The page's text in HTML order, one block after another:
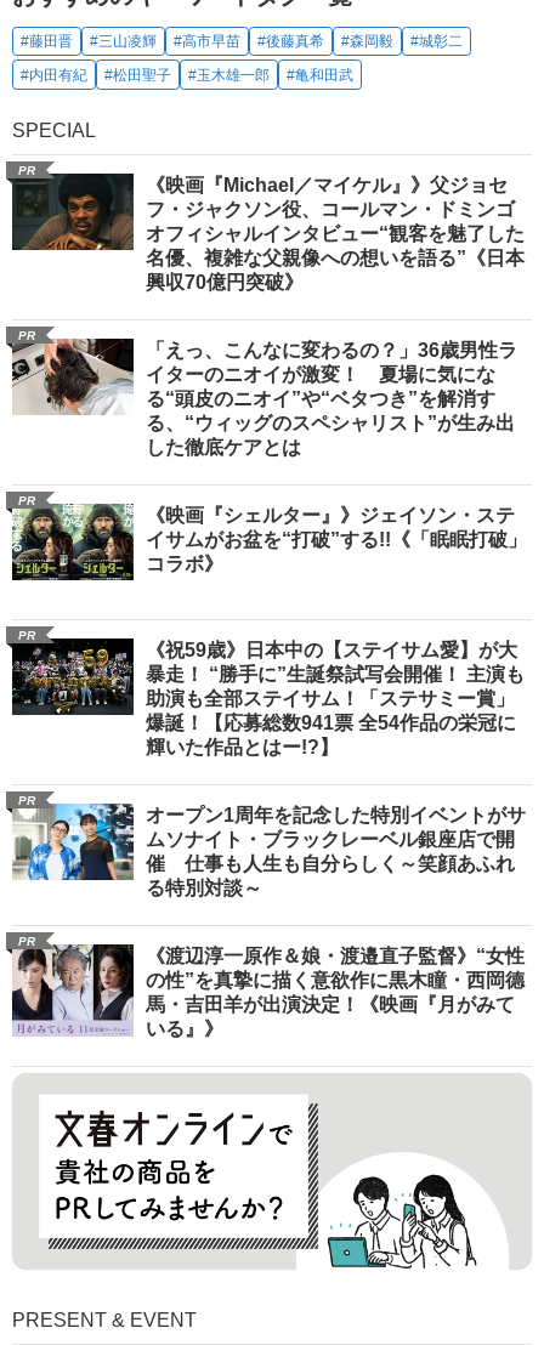
#藤田晋 #三山凌輝 #高市早苗 #後藤真希 #森岡毅
#城彰二
#内田有紀
#松田聖子 #玉木雄一郎 #亀和田武
SPECIAL
PR
《映画『Michael／マイケル』》父ジョセ
フ・ジャクソン役、コールマン・ドミンゴ
オフィシャルインタビュー“観客を魅了した
名優、複雑な父親像への想いを語る”《日本
興収70億円突破》
PR
「えっ、こんなに変わるの？」36歳男性ラ
イターのニオイが激変！ 夏場に気にな
る“頭皮のニオイ”や“ベタつき”を解消す
る、“ウィッグのスペシャリスト”が生み出
した徹底ケアとは
PR
《映画『シェルター』》ジェイソン・ステ
イサムがお盆を“打破”する!!《「眠眠打破」
コラボ》
PR
《祝59歳》日本中の【ステイサム愛】が大
暴走！ “勝手に”生誕祭試写会開催！ 主演も
助演も全部ステイサム！「ステサミー賞」
爆誕！【応募総数941票 全54作品の栄冠に
輝いた作品とはー!?】
PR
オープン1周年を記念した特別イベントがサ
ムソナイト・ブラックレーベル銀座店で開
催 仕事も人生も自分らしく～笑顔あふれ
る特別対談～
PR
《渡辺淳一原作＆娘・渡邉直子監督》“女性
の性”を真摯に描く意欲作に黒木瞳・西岡德
馬・吉田羊が出演決定！《映画『月がみて
いる』》
PRESENT & EVENT